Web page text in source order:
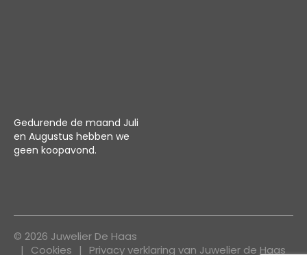
Gedurende de maand Juli
en Augustus hebben we
geen koopavond.
© 2026 Juwelier De Haas
Cookies
Privacy verklaring van Juwelier de Haas